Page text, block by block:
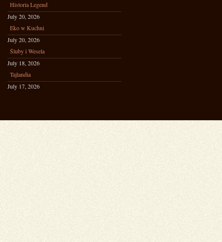
Historia Legend
July 20, 2026
Eko w Kuchni
July 20, 2026
Śluby i Wesela
July 18, 2026
Tajlandia
July 17, 2026